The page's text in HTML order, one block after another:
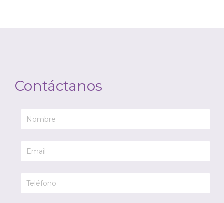
Contáctanos